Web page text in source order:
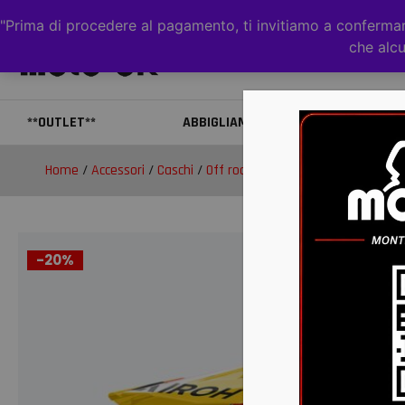
"Prima di procedere al pagamento, ti invitiamo a
che
**OUTLET** ABBIGLIAMENTO
Home /Accessori / Caschi / Off road / WRAAAP 6DAYS SPAIN
-20%